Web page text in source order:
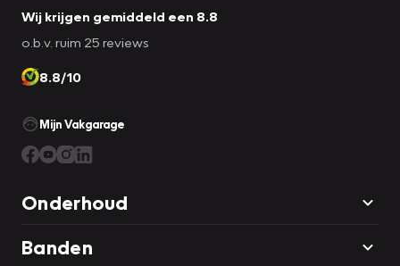
Wij krijgen gemiddeld een 8.8
o.b.v. ruim 25 reviews
8.8/10
Mijn Vakgarage
Onderhoud
Banden